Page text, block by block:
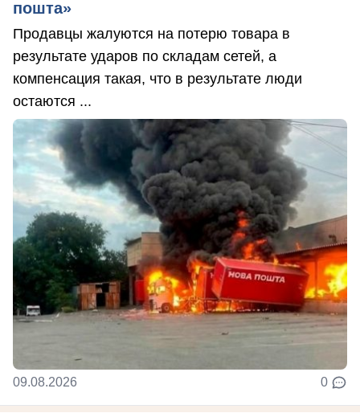
пошта»
Продавцы жалуются на потерю товара в
результате ударов по складам сетей, а
компенсация такая, что в результате люди
остаются ...
09.08.2026 0